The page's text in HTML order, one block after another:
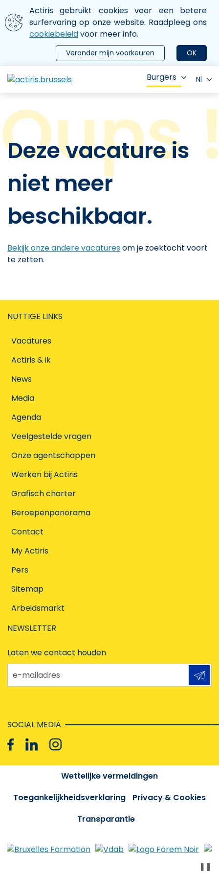
Aller au contenu principal
We gebruiken cookies
Actiris gebruikt cookies voor een betere
surfervaring op onze website. Raadpleeg ons
cookiebeleidvoor meer info.
OK
Verander mijn voorkeuren
le menu
Burgers Nl
Deze vacature is
niet meer
beschikbaar.
Bekijk onze andere vacaturesom je zoektocht voort
te zetten.
NUTTIGE LINKS
Vacatures
Actiris & ik
News
Media
Agenda
Veelgestelde vragen
Onze agentschappen
Werken bij Actiris
Grafisch charter
Beroepenpanorama
Contact
My Actiris
Pers
Sitemap
Arbeidsmarkt
NEWSLETTER
Laten we contact houden
e-mailadres
SOCIAL MEDIA
Wettelijke vermeldingen
Toegankelijkheidsverklaring
Privacy & Cookies
Transparantie
❚❚